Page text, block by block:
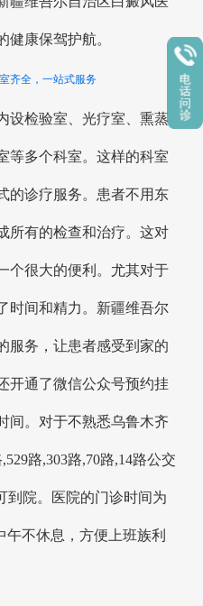
健康保驾护航。
齐全，一站式服务
设检验室、光疗室、熏蒸
等多个科室。这样的科室
的诊疗服务。患者不用东
所有的检查和治疗。这对
个很大的便利。尤其对于
时间和精力。新疆维吾尔
服务，让患者感受到家的
开通了微信公众号预约挂
间。对于不熟悉乌鲁木齐
路,303路,70路,14路公交
到院。医院的门诊时间为
午不休息，方便上班族利